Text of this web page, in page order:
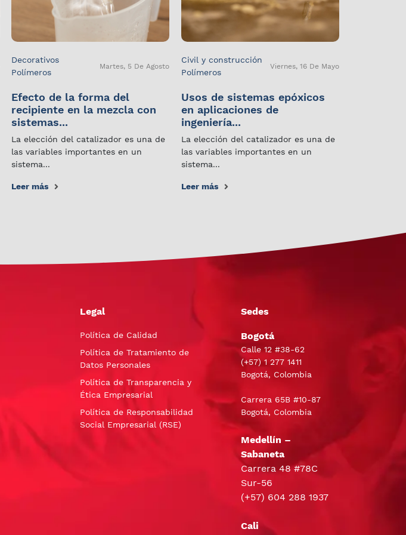
Decorativos
Polímeros
Martes, 5 De Agosto
Efecto de la forma del
recipiente en la mezcla con
sistemas...
La elección del catalizador es una de
las variables importantes en un
sistema...
Leer más
Civil y construcción
Polímeros
Viernes, 16 De Mayo
Usos de sistemas epóxicos
en aplicaciones de
ingeniería...
La elección del catalizador es una de
las variables importantes en un
sistema...
Leer más
Legal
Política de Calidad
Política de Tratamiento de
Datos Personales
Política de Transparencia y
Ética Empresarial
Política de Responsabilidad
Social Empresarial (RSE)
Sedes
Bogotá
Calle 12 #38-62
(+57)1 277 1411
Bogotá, Colombia
Carrera 65B #10-87
Bogotá, Colombia
Medellín –
Sabaneta
Carrera 48 #78C
Sur-56
(+57) 604 288 1937
Cali